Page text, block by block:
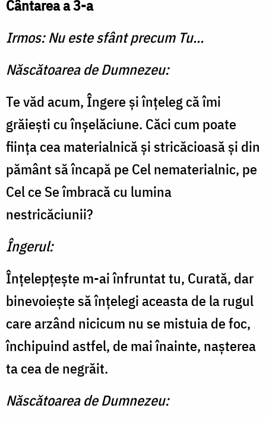
Cântarea a 3-a
Irmos: Nu este sfânt precum Tu...
Născătoarea de Dumnezeu:
Te văd acum, Îngere şi în­ţeleg că îmi
grăieşti cu în­şelăciune. Căci cum poate
fiin­ţa cea materialnică şi stricăcioasă şi din
pământ să încapă pe Cel nematerialnic, pe
Cel ce Se îmbracă cu lumina
nestricăciunii?
Îngerul:
Înţelepţeşte m-ai înfruntat tu, Curată, dar
binevoieşte să înţelegi aceasta de la rugul
care arzând nicicum nu se mistuia de foc,
închipuind astfel, de mai înainte, naşterea
ta cea de ne­grăit.
Născătoarea de Dumnezeu: